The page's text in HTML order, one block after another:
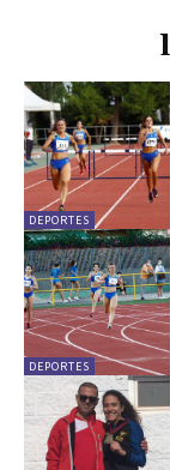
DEPORTES
DEPORTES